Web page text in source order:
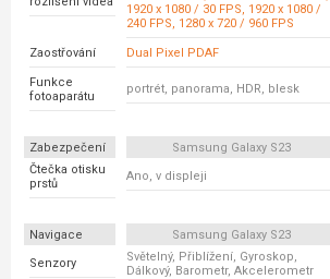
1920 x 1080 / 30 FPS, 1920 x 1080 /
240 FPS, 1280 x 720 / 960 FPS
Zaostřování Dual Pixel PDAF
Funkce
fotoaparátu
portrét, panorama, HDR, blesk
Zabezpečení Samsung Galaxy S23
Čtečka otisku
prstů
Ano, v displeji
Navigace Samsung Galaxy S23
Senzory
Světelný, Přiblížení, Gyroskop,
Dálkový, Barometr, Akcelerometr